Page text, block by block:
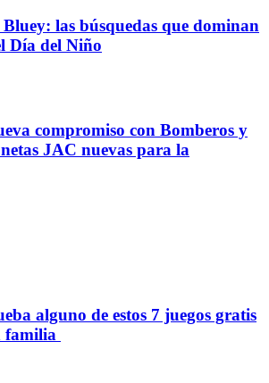
Bluey: las búsquedas que dominan
Día del Niño
compromiso con Bomberos y
JAC nuevas para la
alguno de estos 7 juegos gratis
familia